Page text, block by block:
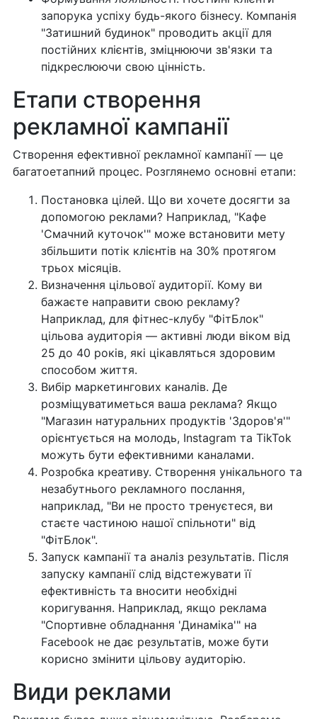
запорука успіху будь-якого бізнесу. Компанія
"Затишний будинок" проводить акції для
постійних клієнтів, зміцнюючи зв'язки та
підкреслюючи свою цінність.
Етапи створення
рекламної кампанії
Створення ефективної рекламної кампанії — це
багатоетапний процес. Розглянемо основні етапи:
Постановка цілей. Що ви хочете досягти за
допомогою реклами? Наприклад, "Кафе
'Смачний куточок'" може встановити мету
збільшити потік клієнтів на 30% протягом
трьох місяців.
Визначення цільової аудиторії. Кому ви
бажаєте направити свою рекламу?
Наприклад, для фітнес-клубу "ФітБлок"
цільова аудиторія — активні люди віком від
25 до 40 років, які цікавляться здоровим
способом життя.
Вибір маркетингових каналів. Де
розміщуватиметься ваша реклама? Якщо
"Магазин натуральних продуктів 'Здоров'я'"
орієнтується на молодь, Instagram та TikTok
можуть бути ефективними каналами.
Розробка креативу. Створення унікального та
незабутнього рекламного послання,
наприклад, "Ви не просто тренуєтеся, ви
стаєте частиною нашої спільноти" від
"ФітБлок".
Запуск кампанії та аналіз результатів. Після
запуску кампанії слід відстежувати її
ефективність та вносити необхідні
коригування. Наприклад, якщо реклама
"Спортивне обладнання 'Динаміка'" на
Facebook не дає результатів, може бути
корисно змінити цільову аудиторію.
Види реклами